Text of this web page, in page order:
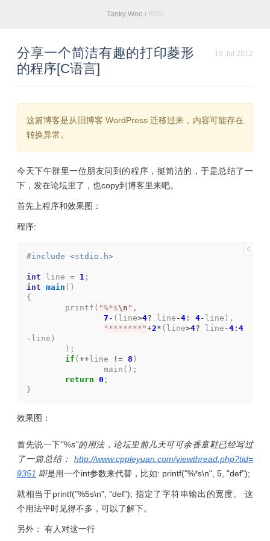
Tanky Woo / RSS
分享一个简洁有趣的打印菱形
的程序[C语言]
19 Jul 2012
这篇博客是从旧博客 WordPress 迁移过来，内容可能存在
转换异常。
今天下午群里一位朋友问到的程序，挺简洁的，于是总结了一
下，发在论坛里了，也copy到博客里来吧。
首先上程序和效果图：
程序:
#include <stdio.h>
int line = 1 ;
int main ()
{
printf ( "%*s\n " ,
7 - ( line>4? line -4 : 4- line ),
"*******"+2* ( line>4? line -4 : 4
- line )
);
if (++line != 8 )
main ();
return 0 ;
}
效果图：
首先说一下"%s"的用法，论坛里前几天可可余香童鞋已经写过
了一篇总结： http://www.cppleyuan.com/viewthread.php?tid=
9351 即是用一个int参数来代替，比如: printf("%*s\n", 5, "def");
就相当于printf("%5s\n", "def"); 指定了字符串输出的宽度。 这
个用法平时见得不多，可以了解下。
另外： 有人对这一行